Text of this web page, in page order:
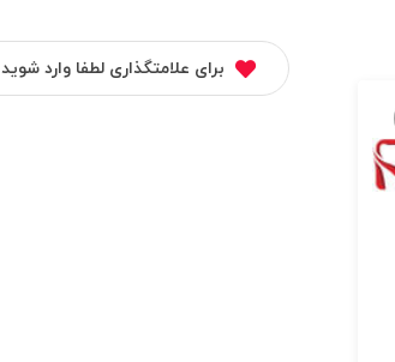
برای علامتگذاری لطفا وارد شوید